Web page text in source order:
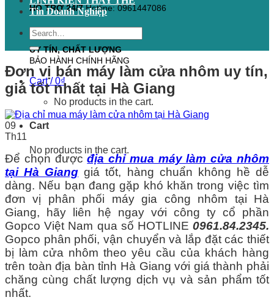
HỖ TRỢ 24/7Hotline: 0961447086
UY TÍN, CHẤT LƯỢNG
BẢO HÀNH CHÍNH HÃNG
Cart /0₫
No products in the cart.
Cart
No products in the cart.
Tin Doanh Nghiệp
Search
for:
Đơn vị bán máy làm cửa nhôm uy tín,
giá tốt nhất tại Hà Giang
09
Th11
Để chọn đượcđịa chỉ mua máy làm cửa nhôm
tại Hà Giang giá tốt, hàng chuẩn không hề dễ
dàng. Nếu bạn đang gặp khó khăn trong việc tìm
đơn vị phân phối máy gia công nhôm tại Hà
Giang, hãy liên hệ ngay với công ty cổ phần
Gopco Việt Nam qua số HOTLINE 0961.84.2345.
Gopco phân phối, vận chuyển và lắp đặt các thiết
bị làm cửa nhôm theo yêu cầu của khách hàng
trên toàn địa bàn tỉnh Hà Giang với giá thành phải
chăng cùng chất lượng dịch vụ và sản phẩm tốt
nhất.